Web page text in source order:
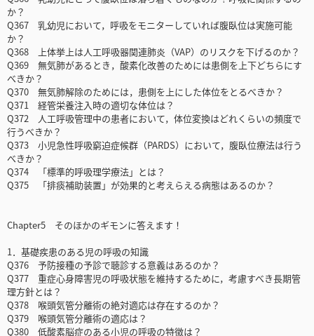
か？
Q367 乳幼児において，呼吸をモニターしていれば腹臥位は実施可能
か？
Q368 上体挙上は人工呼吸器関連肺炎（VAP）のリスクを下げるのか？
Q369 無気肺があるとき，酸素化改善のためには患側を上下どちらにす
べきか？
Q370 無気肺解除のためには，患側を上にした体位をとるべきか？
Q371 経管栄養注入時の適切な体位は？
Q372 人工呼吸管理中の患者において，体位変換はどれくらいの頻度で
行うべきか？
Q373 小児急性呼吸窮迫症候群（PARDS）において，腹臥位療法は行う
べきか？
Q374 「標準的呼吸理学療法」とは？
Q375 「排痰補助装置」が効果的と考えらえる病態はあるのか？
Chapter5 そのほかのギモンに答えます！
1．基礎疾患のある児の呼吸の知識
Q376 予防接種の予診で聴診する意義はあるのか？
Q377 重症心身障害児の呼吸状態を維持するために，考慮すべき長期管
理方針とは？
Q378 喉頭気管分離術の絶対適応は存在するのか？
Q379 喉頭気管分離術の適応は？
Q380 低酸素脳症のある小児の呼吸の特徴は？